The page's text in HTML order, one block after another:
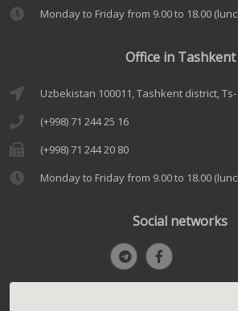
Monday to Friday from 9.00 to 18.00
Office in Tashkent
Uzbekistan 100011, Tashkent district,
(+998) 71 244 25 16
(+998) 71 244 20 80
Monday to Friday from 9.00 to 18.00
Social networks